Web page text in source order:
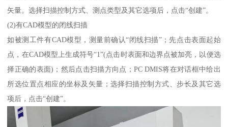
矢量。选择扫描控制方式、测点类型及其它选项后，点击“创建”。
(2)有CAD模型的闭线扫描
如被测工件有CAD模型，测量前确认“闭线扫描”；先点击表面起始
点，在CAD模型上生成符号“1”(点击时表面和边界点被加亮，以便选
择正确的表面)；然后点击扫描方向点；PC DMIS将在对话框中给出
所选位置点相应的坐标及矢量；选择扫描控制方式、步长及其它选
项后，点击“创建”。